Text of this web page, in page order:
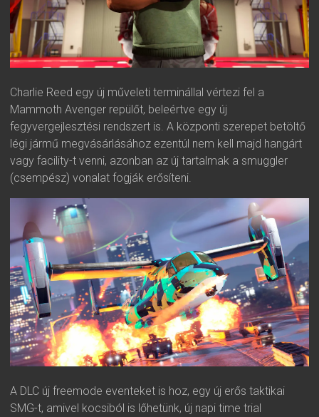
Charlie Reed egy új műveleti terminállal vértezi fel a
Mammoth Avenger repülőt, beleértve egy új
fegyvergejlesztési rendszert is. A központi szerepet betöltő
légi jármű megvásárlásához ezentúl nem kell majd hangárt
vagy facility-t venni, azonban az új tartalmak a smuggler
(csempész) vonalat fogják erősíteni.
A DLC új freemode eventeket is hoz, egy új erős taktikai
SMG-t, amivel kocsiból is lőhetünk, új napi time trial